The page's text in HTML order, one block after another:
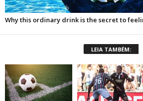
LEIA TAMBÉM: